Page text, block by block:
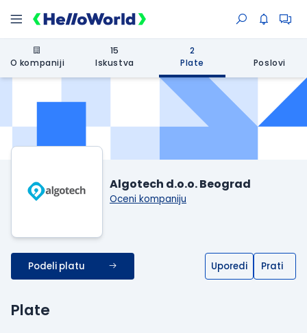
O kompaniji
15
Iskustva
2
Plate
Poslovi
Algotech d.o.o. Beograd
Oceni kompaniju
Podeli platu Uporedi Prati
Plate